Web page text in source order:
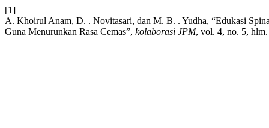
[1]
A. Khoirul Anam, D. . Novitasari, dan M. B. . Yudha, “Edukasi
Guna Menurunkan Rasa Cemas”, kolaborasi JPM, vol. 4, no. 5,